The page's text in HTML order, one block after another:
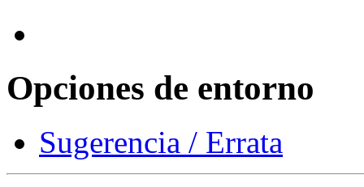
Opciones de entorno
Sugerencia / Errata